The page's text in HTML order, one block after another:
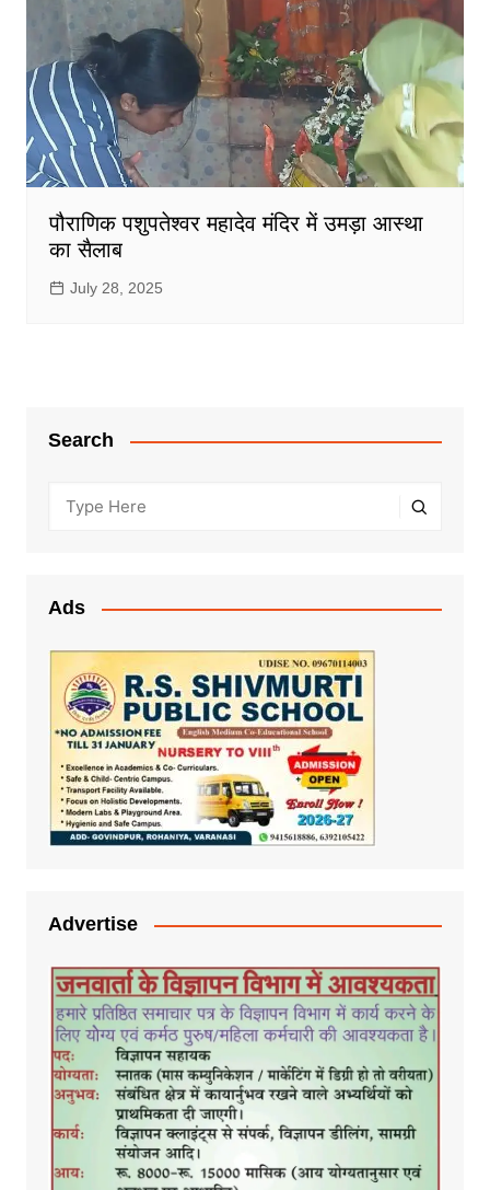
पौराणिक पशुपतेश्वर महादेव मंदिर में उमड़ा आस्था
का सैलाब
July 28, 2025
Search
Ads
Advertise